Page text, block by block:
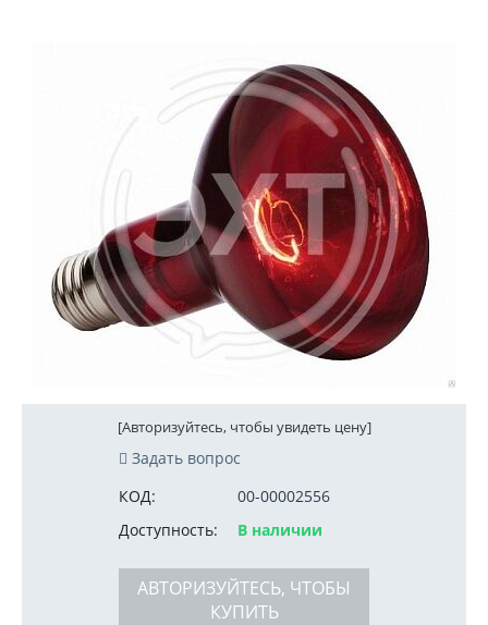
[Авторизуйтесь, чтобы увидеть цену]
Задать вопрос
КОД:
00-00002556
Доступность:
В наличии
АВТОРИЗУЙТЕСЬ, ЧТОБЫ
КУПИТЬ